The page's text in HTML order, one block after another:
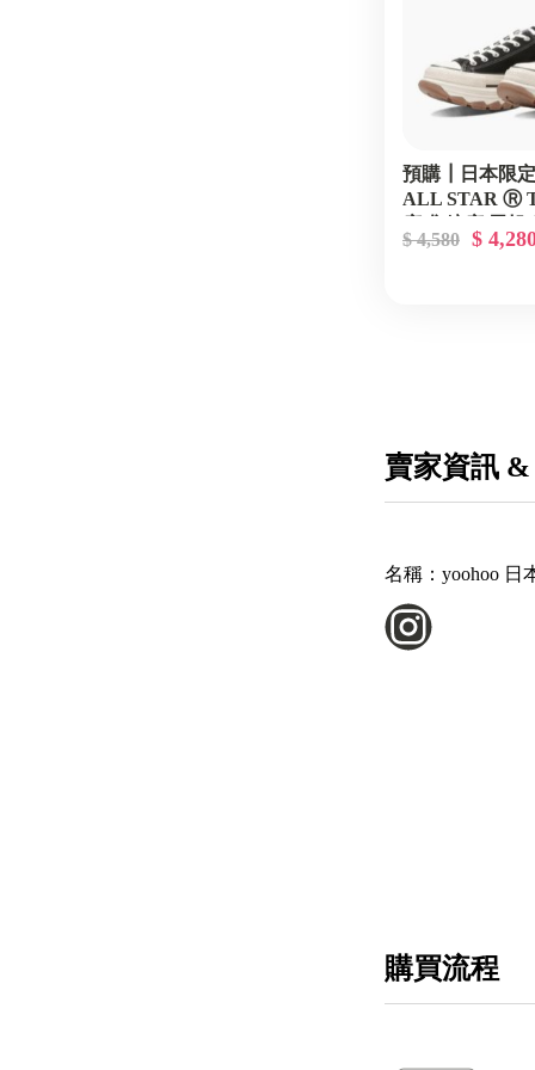
預購┃日本限
ALL STAR Ⓡ
$ 4,580 $
賣家資訊
名稱： yoohoo 日
購買流程